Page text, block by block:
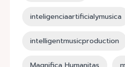
inteligenciaartificialymusica
intelligentmusicproduction